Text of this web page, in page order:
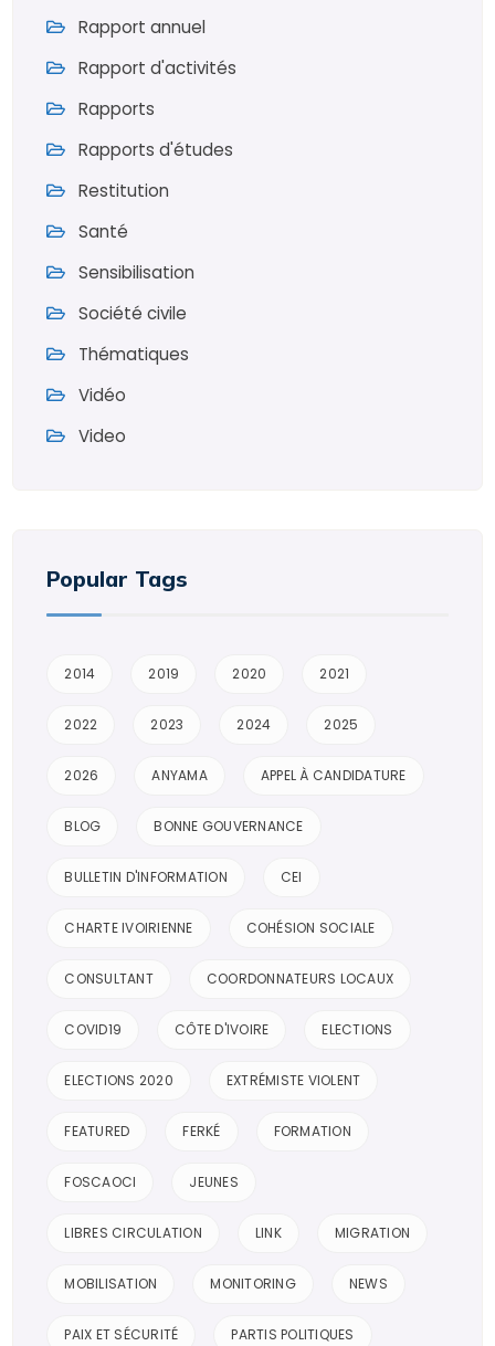
Rapport annuel
Rapport d'activités
Rapports
Rapports d'études
Restitution
Santé
Sensibilisation
Société civile
Thématiques
Vidéo
Video
Popular Tags
2014 2019 2020 2021
2022 2023 2024 2025
2026 ANYAMA APPEL À CANDIDATURE
BLOG BONNE GOUVERNANCE
BULLETIN D'INFORMATION CEI
CHARTE IVOIRIENNE COHÉSION SOCIALE
CONSULTANT COORDONNATEURS LOCAUX
COVID19 CÔTE D'IVOIRE ELECTIONS
ELECTIONS 2020 EXTRÉMISTE VIOLENT
FEATURED FERKÉ FORMATION
FOSCAOCI JEUNES
LIBRES CIRCULATION LINK MIGRATION
MOBILISATION MONITORING NEWS
PAIX ET SÉCURITÉ PARTIS POLITIQUES